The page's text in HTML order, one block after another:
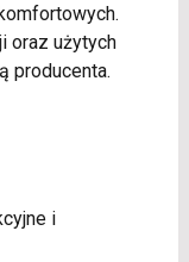
oraz użytych
producenta.
i